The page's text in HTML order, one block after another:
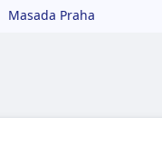
Masada Praha